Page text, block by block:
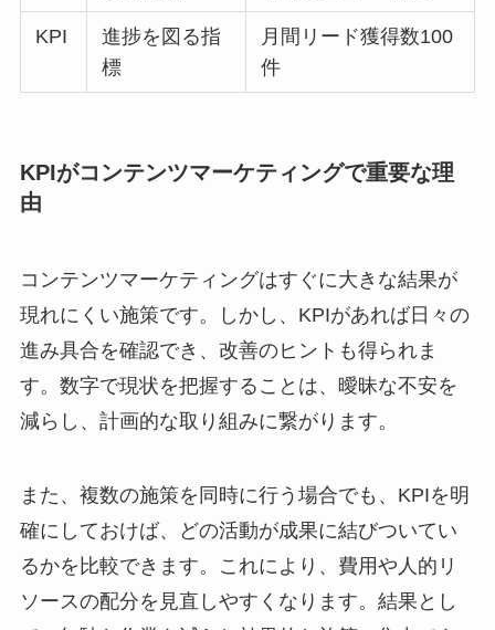
KPI
進捗を図る指
標
月間リード獲得数100
件
KPIがコンテンツマーケティングで重要な理
由
コンテンツマーケティングはすぐに大きな結果が
現れにくい施策です。しかし、KPIがあれば日々の
進み具合を確認でき、改善のヒントも得られま
す。数字で現状を把握することは、曖昧な不安を
減らし、計画的な取り組みに繋がります。
また、複数の施策を同時に行う場合でも、KPIを明
確にしておけば、どの活動が成果に結びついてい
るかを比較できます。これにより、費用や人的リ
ソースの配分を見直しやすくなります。結果とし